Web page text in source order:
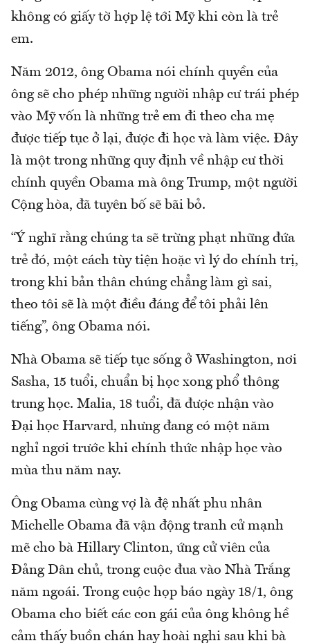
không có giấy tờ hợp lệ tới Mỹ khi còn là trẻ
em.
Năm 2012, ông Obama nói chính quyền của
ông sẽ cho phép những người nhập cư trái phép
vào Mỹ vốn là những trẻ em đi theo cha mẹ
được tiếp tục ở lại, được đi học và làm việc. Đây
là một trong những quy định về nhập cư thời
chính quyền Obama mà ông Trump, một người
Cộng hòa, đã tuyên bố sẽ bãi bỏ.
“Ý nghĩ rằng chúng ta sẽ trừng phạt những đứa
trẻ đó, một cách tùy tiện hoặc vì lý do chính trị,
trong khi bản thân chúng chẳng làm gì sai,
theo tôi sẽ là một điều đáng để tôi phải lên
tiếng”, ông Obama nói.
Nhà Obama sẽ tiếp tục sống ở Washington, nơi
Sasha, 15 tuổi, chuẩn bị học xong phổ thông
trung học. Malia, 18 tuổi, đã được nhận vào
Đại học Harvard, nhưng đang có một năm
nghỉ ngơi trước khi chính thức nhập học vào
mùa thu năm nay.
Ông Obama cùng vợ là đệ nhất phu nhân
Michelle Obama đã vận động tranh cử mạnh
mẽ cho bà Hillary Clinton, ứng cử viên của
Đảng Dân chủ, trong cuộc đua vào Nhà Trắng
năm ngoái. Trong cuộc họp báo ngày 18/1, ông
Obama cho biết các con gái của ông không hề
cảm thấy buồn chán hay hoài nghi sau khi bà